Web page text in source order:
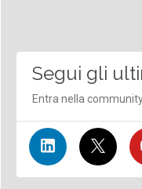
Segui gli
Entra nella